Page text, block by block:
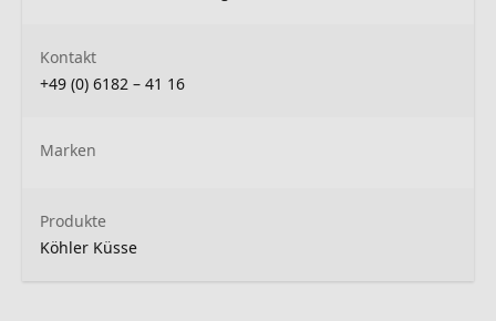
Kontakt
+49 (0) 6182 – 41 16
Marken
Produkte
Köhler Küsse